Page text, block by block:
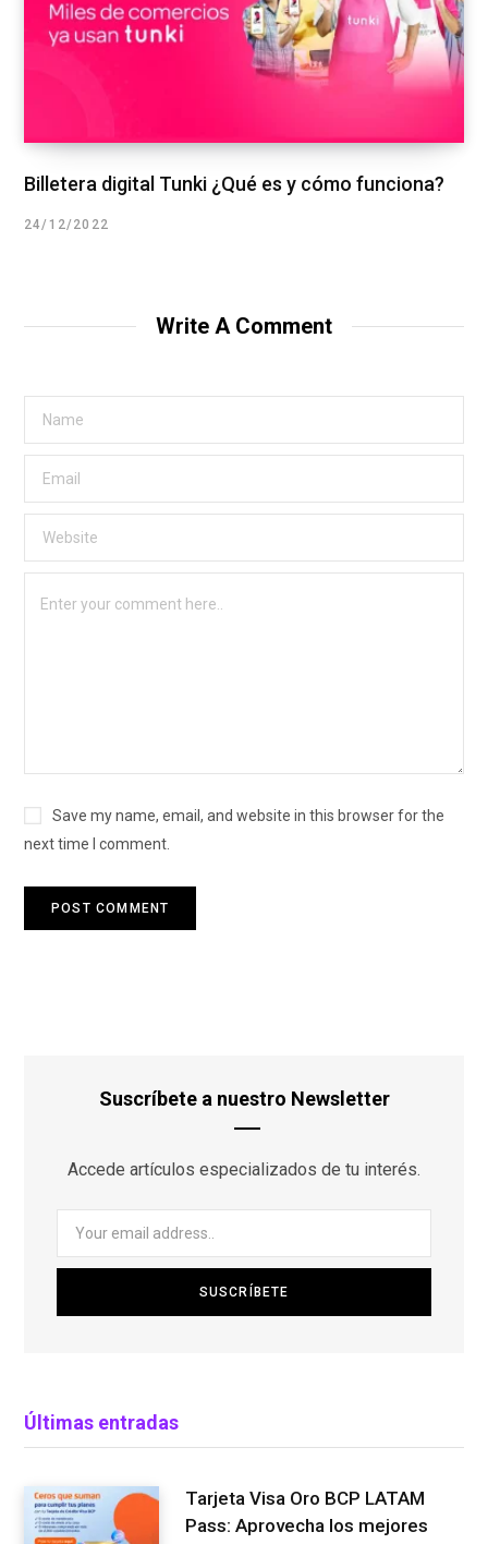
Billetera digital Tunki ¿Qué es y cómo funciona?
24/12/2022
Write A Comment
Save my name, email, and website in this browser for the
next time I comment.
Suscríbete a nuestro Newsletter
Accede artículos especializados de tu interés.
Últimas entradas
Tarjeta Visa Oro BCP LATAM
Pass: Aprovecha los mejores